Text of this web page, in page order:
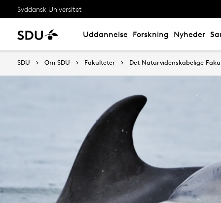
Syddansk Universitet
Uddannelse Forskning Nyheder
SDU Om SDU Fakulteter Det Naturvidenskabelige